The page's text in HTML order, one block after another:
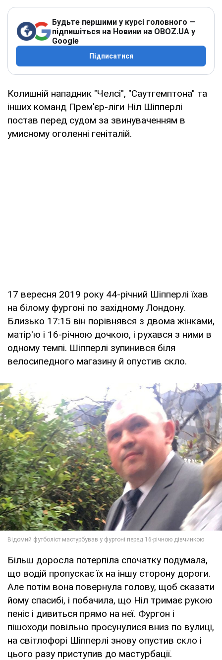
Будьте першими у курсі головного —
підпишіться на Новини на OBOZ.UA у
Google
Підписатися
Колишній нападник "Челсі", "Саутгемптона" та
інших команд Прем'єр-ліги Ніл Шіпперлі
постав перед судом за звинуваченням в
умисному оголенні геніталій.
17 вересня 2019 року 44-річний Шіпперлі їхав
на білому фургоні по західному Лондону.
Близько 17:15 він порівнявся з двома жінками,
матір'ю і 16-річною дочкою, і рухався з ними в
одному темпі. Шіпперлі зупинився біля
велосипедного магазину й опустив скло.
Більш доросла потерпіла спочатку подумала,
що водій пропускає їх на іншу сторону дороги.
Але потім вона повернула голову, щоб сказати
йому спасибі, і побачила, що Ніл тримає рукою
пеніс і дивиться прямо на неї. Фургон і
пішоходи повільно просунулися вниз по вулиці,
на світлофорі Шіпперлі знову опустив скло і
цього разу приступив до мастурбації.